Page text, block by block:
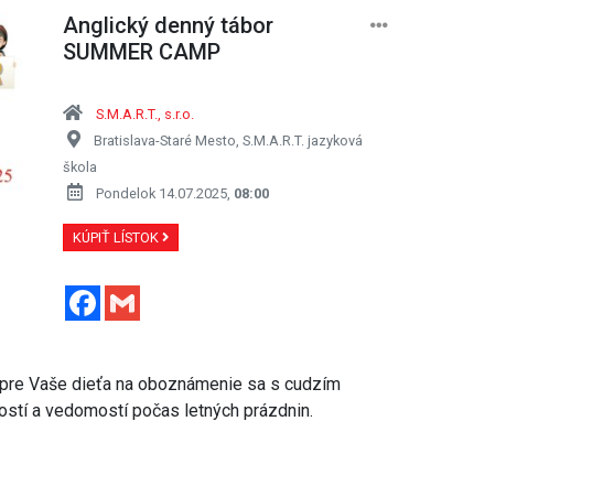
Anglický denný tábor
SUMMER CAMP
S.M.A.R.T., s.r.o.
Bratislava-Staré Mesto, S.M.A.R.T. jazyková
škola
Pondelok 14.07.2025, 08:00
KÚPIŤ LÍSTOK
Facebook
Vaše dieťa na oboznámenie sa s cudzím
a vedomostí počas letných prázdnin.